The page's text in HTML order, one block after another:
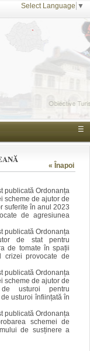
Select Language ▼
☰
« Înapoi
publicată Ordonanța
scheme de ajutor de
suferite în anul 2023
de agresiunea
publicată Ordonanța
de stat pentru
de tomate în spații
crizei provocate de
publicată Ordonanța
scheme de ajutor de
usturoi pentru
usturoi înființată în
publicată Ordonanța
schemei de
de susținere a